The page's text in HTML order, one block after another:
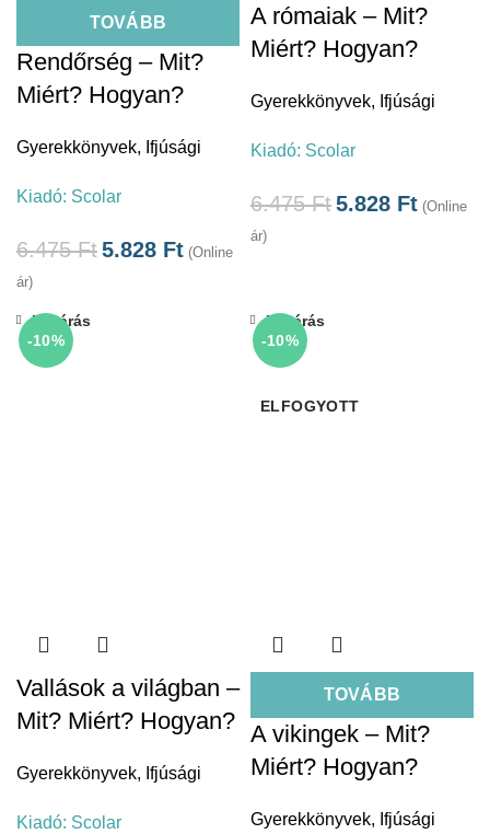
TOVÁBB
Rendőrség – Mit?
Miért? Hogyan?
Gyerekkönyvek, Ifjúsági
Kiadó: Scolar
6.475Ft5.828 Ft (Online
ár)
A rómaiak – Mit?
Miért? Hogyan?
Gyerekkönyvek, Ifjúsági
Kiadó: Scolar
6.475Ft5.828 Ft (Online
ár)
-10%
Bezárás
Vallások a világban –
Mit? Miért? Hogyan?
Gyerekkönyvek, Ifjúsági
Kiadó: Scolar
-10%
ELFOGYOTT
TOVÁBB
Bezárás
A vikingek – Mit?
Miért? Hogyan?
Gyerekkönyvek, Ifjúsági